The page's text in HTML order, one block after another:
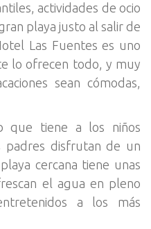
actividades de ocio
playa justo al salir de
Las Fuentes es uno
lo ofrecen todo, y muy
sean cómodas,
que tiene a los niños
padres disfrutan de un
cercana tiene unas
el agua en pleno
a los más